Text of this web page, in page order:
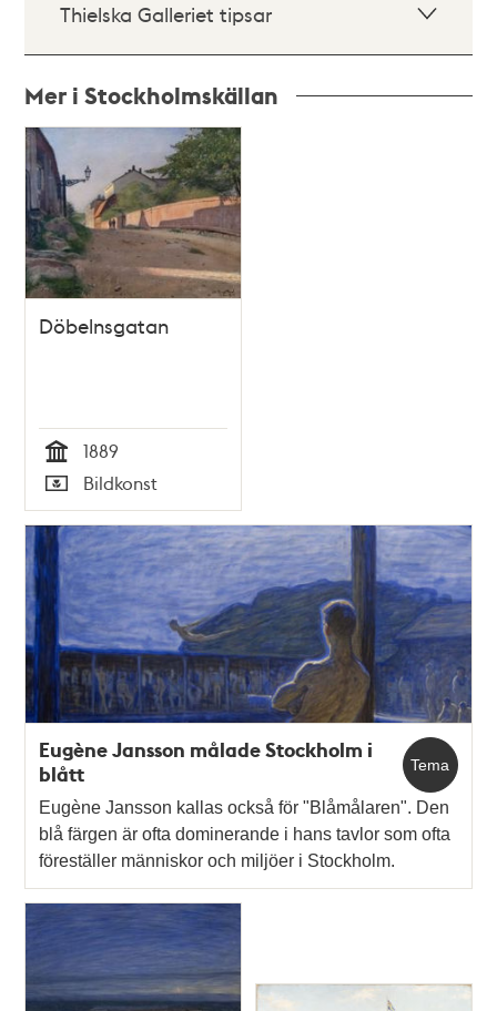
Thielska Galleriet tipsar
Mer i Stockholmskällan
Relaterade
poster
och
teman
Döbelnsgatan
Tid
1889
Typ
Bildkonst
Tema
Eugène Jansson målade Stockholm i
blått
Eugène Jansson kallas också för "Blåmålaren". Den
blå färgen är ofta dominerande i hans tavlor som ofta
föreställer människor och miljöer i Stockholm.